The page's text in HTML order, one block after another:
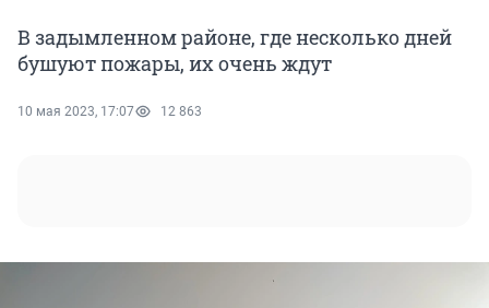
В задымленном районе, где несколько дней
бушуют пожары, их очень ждут
10 мая 2023, 17:07 12 863